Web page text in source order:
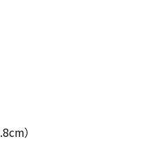
）